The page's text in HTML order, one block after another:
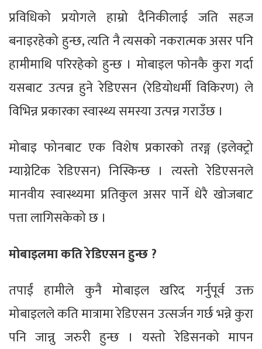
प्रविधिको प्रयोगले हाम्रो दैनिकीलाई जति सहज
बनाइरहेको हुन्छ, त्यति नै त्यसको नकरात्मक असर पनि
हामीमाथि परिरहेको हुन्छ । मोबाइल फोनकै कुरा गर्दा
यसबाट उत्पन्न हुने रेडिएसन (रेडियोधर्मी विकिरण) ले
विभिन्न प्रकारका स्वास्थ्य समस्या उत्पन्न गराउँछ ।
मोबाइ फोनबाट एक विशेष प्रकारको तरङ्ग (इलेक्ट्रो
म्याग्नेटिक रेडिएसन) निस्किन्छ । त्यस्तो रेडिएसनले
मानवीय स्वास्थ्यमा प्रतिकुल असर पार्ने धेरै खोजबाट
पत्ता लागिसकेको छ ।
मोबाइलमा कति रेडिएसन हुन्छ ?
तपाईं हामीले कुनै मोबाइल खरिद गर्नुपूर्व उक्त
मोबाइलले कति मात्रामा रेडिएसन उत्सर्जन गर्छ भन्ने कुरा
पनि जान्नु जरुरी हुन्छ । यस्तो रेडिसनको मापन